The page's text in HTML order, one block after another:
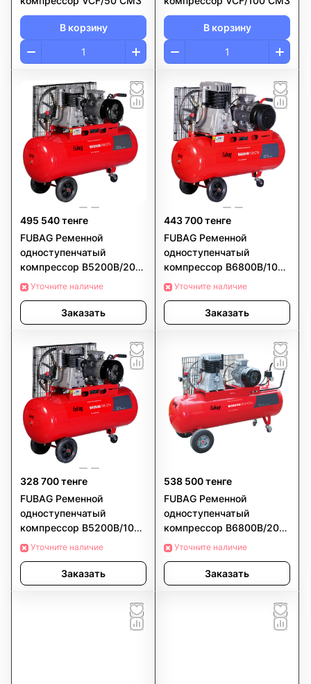
В корзину В корзину
495 540 тенге
FUBAG Ременной
одноступенчатый
компрессор B5200B/200
CT4Уточните наличие
Заказать
443 700 тенге
FUBAG Ременной
одноступенчатый
компрессор B6800B/100
CT5Уточните наличие
Заказать
328 700 тенге
FUBAG Ременной
одноступенчатый
компрессор B5200B/100
CT4Уточните наличие
Заказать
538 500 тенге
FUBAG Ременной
одноступенчатый
компрессор B6800B/200
CT5Уточните наличие
Заказать